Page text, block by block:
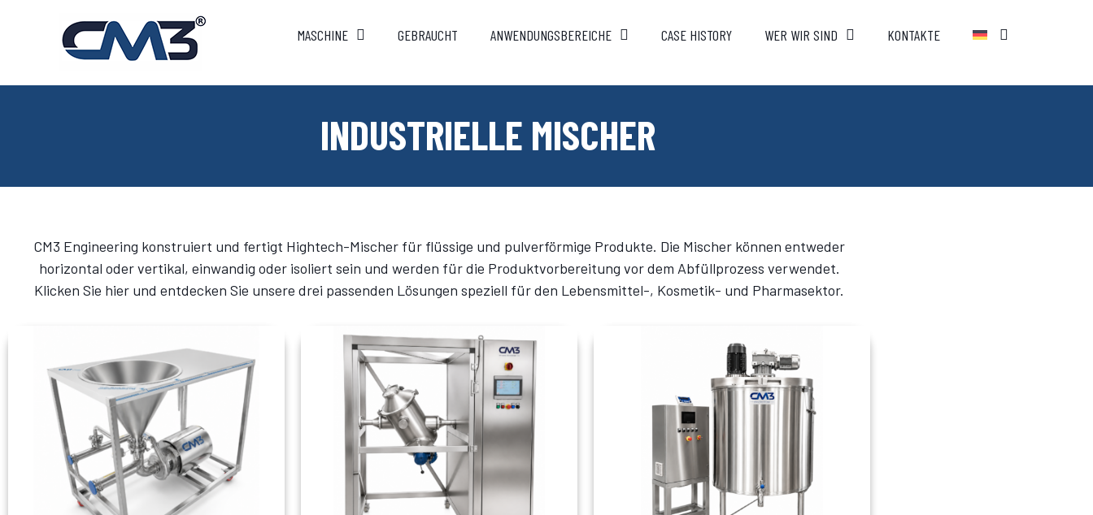
MASCHINE GEBRAUCHT ANWENDUNGSBEREICHE CASE HISTORY WER WIR SIND KONTAKTE
INDUSTRIELLE MISCHER
CM3 Engineering konstruiert und fertigt Hightech-Mischer für flüssige und pulverförmige Produkte. Die Mischer können entweder
horizontal oder vertikal, einwandig oder isoliert sein und werden für die Produktvorbereitung vor dem Abfüllprozess verwendet.
Klicken Sie hier und entdecken Sie unsere drei passenden Lösungen speziell für den Lebensmittel-, Kosmetik- und Pharmasektor.